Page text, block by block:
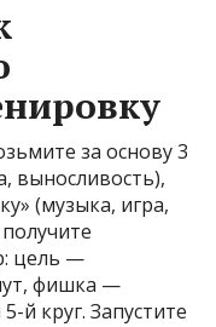
за основу 3
выносливость),
(музыка, игра,
цель —
фишка —
й круг. Запустите